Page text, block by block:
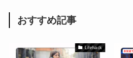
おすすめ記事
Lifehack